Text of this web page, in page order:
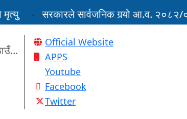
सरकारले सार्वजनिक गर्‍यो आ.व. २०८२/०८३
अवरुद्ध
Official Website
APPS
Youtube
Facebook
Twitter